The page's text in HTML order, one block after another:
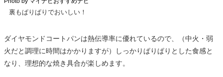
裏もぱりぱりでおいしい！
ダイヤモンドコートパンは熱伝導率に優れているので、（中火・弱
火だと調理に時間はかかりますが）しっかりぱりぱりとした食感と
なり、理想的な焼き具合が楽しめます。